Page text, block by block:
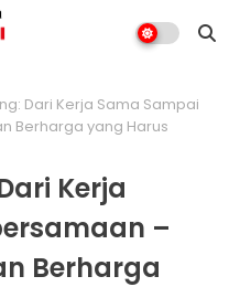
Dari Kerja Sama Sampai
Berharga yang Harus
Kerja
–
Berharga